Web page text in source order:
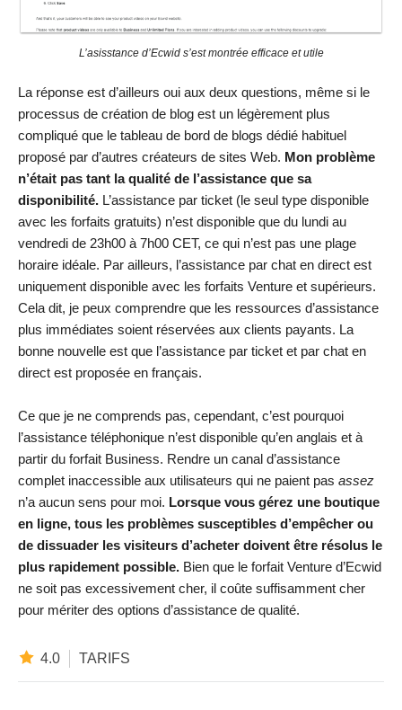
L’asisstance d’Ecwid s’est montrée efficace et utile
La réponse est d’ailleurs oui aux deux questions, même si le
processus de création de blog est un légèrement plus
compliqué que le tableau de bord de blogs dédié habituel
proposé par d’autres créateurs de sites Web. Mon problème
n’était pas tant la qualité de l’assistance que sa
disponibilité. L’assistance par ticket (le seul type disponible
avec les forfaits gratuits) n’est disponible que du lundi au
vendredi de 23h00 à 7h00 CET, ce qui n’est pas une plage
horaire idéale. Par ailleurs, l’assistance par chat en direct est
uniquement disponible avec les forfaits Venture et supérieurs.
Cela dit, je peux comprendre que les ressources d’assistance
plus immédiates soient réservées aux clients payants. La
bonne nouvelle est que l’assistance par ticket et par chat en
direct est proposée en français.
Ce que je ne comprends pas, cependant, c’est pourquoi
l’assistance téléphonique n’est disponible qu’en anglais et à
partir du forfait Business. Rendre un canal d’assistance
complet inaccessible aux utilisateurs qui ne paient pas assez
n’a aucun sens pour moi. Lorsque vous gérez une boutique
en ligne, tous les problèmes susceptibles d’empêcher ou
de dissuader les visiteurs d’acheter doivent être résolus le
plus rapidement possible. Bien que le forfait Venture d’Ecwid
ne soit pas excessivement cher, il coûte suffisamment cher
pour mériter des options d’assistance de qualité.
4.0 TARIFS